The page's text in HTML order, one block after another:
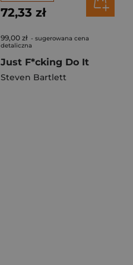
72,33 zł
99,00 zł - sugerowana cena
detaliczna
Just F*cking Do It
Steven Bartlett